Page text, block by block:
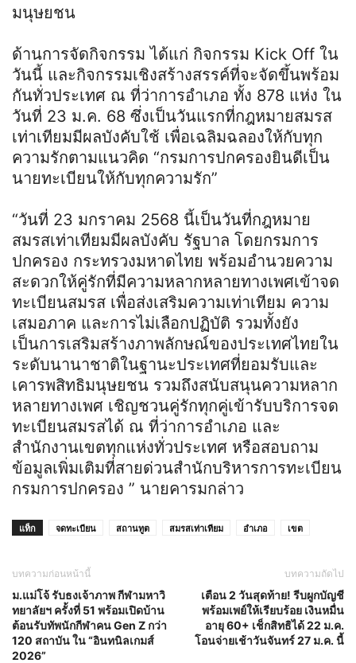
มนุษยชน
ด้านการจัดกิจกรรม ได้แก่ กิจกรรม Kick Off ใน
วันนี้ และกิจกรรมเชิงสร้างสรรค์ที่จะจัดขึ้นพร้อม
กันทั่วประเทศ ณ ที่ว่าการอำเภอ ทั้ง 878 แห่ง ใน
วันที่ 23 ม.ค. 68 ซึ่งเป็นวันแรกที่กฎหมายสมรส
เท่าเทียมมีผลบังคับใช้ เพื่อเฉลิมฉลองให้กับทุก
ความรักตามแนวคิด “กรมการปกครองยินดีเป็น
นายทะเบียนให้กับทุกความรัก”
“วันที่ 23 มกราคม 2568 นี้เป็นวันที่กฎหมาย
สมรสเท่าเทียมมีผลบังคับ รัฐบาล โดยกรมการ
ปกครอง กระทรวงมหาดไทย พร้อมอำนวยความ
สะดวกให้คู่รักที่มีความหลากหลายทางเพศเข้าจด
ทะเบียนสมรส เพื่อส่งเสริมความเท่าเทียม ความ
เสมอภาค และการไม่เลือกปฏิบัติ รวมทั้งยัง
เป็นการเสริมสร้างภาพลักษณ์ของประเทศไทยใน
ระดับนานาชาติในฐานะประเทศที่ยอมรับและ
เคารพสิทธิมนุษยชน รวมถึงสนับสนุนความหลาก
หลายทางเพศ เชิญชวนคู่รักทุกคู่เข้ารับบริการจด
ทะเบียนสมรสได้ ณ ที่ว่าการอำเภอ และ
สำนักงานเขตทุกแห่งทั่วประเทศ หรือสอบถาม
ข้อมูลเพิ่มเติมที่สายด่วนสำนักบริหารการทะเบียน
กรมการปกครอง ” นายคารมกล่าว
แท็ก จดทะเบียน สถานทูต สมรสเท่าเทียม อำเภอ เขต
บทความก่อนหน้านี้
ม.แม่โจ้ รับธงเจ้าภาพ กีฬามหาวิ
ทยาลัยฯ ครั้งที่ 51 พร้อมเปิดบ้าน
ต้อนรับทัพนักกีฬาคน Gen Z กว่า
120 สถาบัน ใน “อินทนิลเกมส์
2026”
บทความถัดไป
เตือน 2 วันสุดท้าย! รีบผูกบัญชี
พร้อมเพย์ให้เรียบร้อย เงินหมื่น
อายุ 60+ เช็กสิทธิได้ 22 ม.ค.
โอนจ่ายเช้าวันจันทร์ 27 ม.ค. นี้